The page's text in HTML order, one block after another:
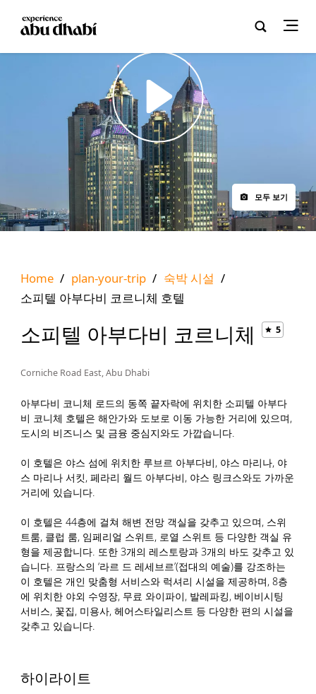
Play
모두 보기
Home / plan-your-trip / 숙박 시설 /
소피텔 아부다비 코르니체 호텔
소피텔 아부다비 코르니체 5
Corniche Road East, Abu Dhabi
아부다비 코니체 로드의 동쪽 끝자락에 위치한 소피텔 아부다
비 코니체 호텔은 해안가와 도보로 이동 가능한 거리에 있으며,
도시의 비즈니스 및 금융 중심지와도 가깝습니다.
이 호텔은 야스 섬에 위치한 루브르 아부다비, 야스 마리나, 야
스 마리나 서킷, 페라리 월드 아부다비, 야스 링크스와도 가까운
거리에 있습니다.
이 호텔은 44층에 걸쳐 해변 전망 객실을 갖추고 있으며, 스위
트룸, 클럽 룸, 임페리얼 스위트, 로열 스위트 등 다양한 객실 유
형을 제공합니다. 또한 3개의 레스토랑과 3개의 바도 갖추고 있
습니다. 프랑스의 ‘라르 드 레세브르’(접대의 예술)를 강조하는
이 호텔은 개인 맞춤형 서비스와 럭셔리 시설을 제공하며, 8층
에 위치한 야외 수영장, 무료 와이파이, 발레파킹, 베이비시팅
서비스, 꽃집, 미용사, 헤어스타일리스트 등 다양한 편의 시설을
갖추고 있습니다.
하이라이트